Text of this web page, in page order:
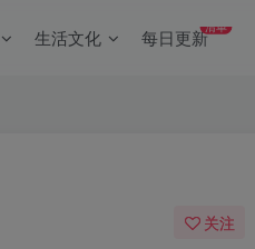
生活文化 每日更新清单
关注